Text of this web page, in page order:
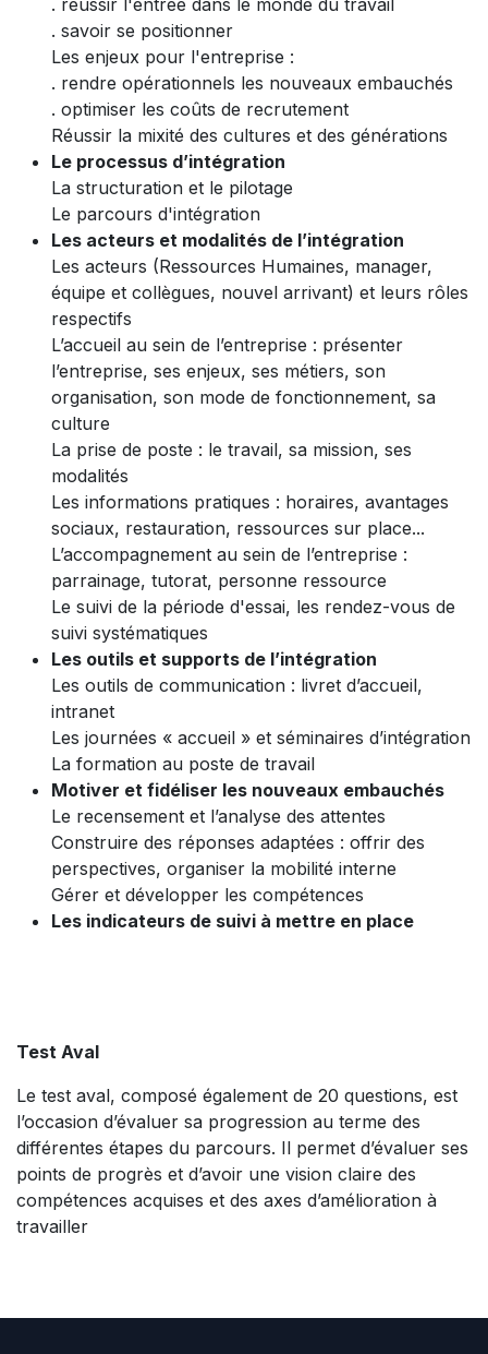
. réussir l'entrée dans le monde du travail
. savoir se positionner
Les enjeux pour l'entreprise :
. rendre opérationnels les nouveaux embauchés
. optimiser les coûts de recrutement
Réussir la mixité des cultures et des générations
Le processus d’intégration
La structuration et le pilotage
Le parcours d'intégration
Les acteurs et modalités de l’intégration
Les acteurs (Ressources Humaines, manager,
équipe et collègues, nouvel arrivant) et leurs rôles
respectifs
L’accueil au sein de l’entreprise : présenter
l’entreprise, ses enjeux, ses métiers, son
organisation, son mode de fonctionnement, sa
culture
La prise de poste : le travail, sa mission, ses
modalités
Les informations pratiques : horaires, avantages
sociaux, restauration, ressources sur place...
L’accompagnement au sein de l’entreprise :
parrainage, tutorat, personne ressource
Le suivi de la période d'essai, les rendez-vous de
suivi systématiques
Les outils et supports de l’intégration
Les outils de communication : livret d’accueil,
intranet
Les journées « accueil » et séminaires d’intégration
La formation au poste de travail
Motiver et fidéliser les nouveaux embauchés
Le recensement et l’analyse des attentes
Construire des réponses adaptées : offrir des
perspectives, organiser la mobilité interne
Gérer et développer les compétences
Les indicateurs de suivi à mettre en place
Test Aval
Le test aval, composé également de 20 questions, est
l’occasion d’évaluer sa progression au terme des
différentes étapes du parcours. Il permet d’évaluer ses
points de progrès et d’avoir une vision claire des
compétences acquises et des axes d’amélioration à
travailler